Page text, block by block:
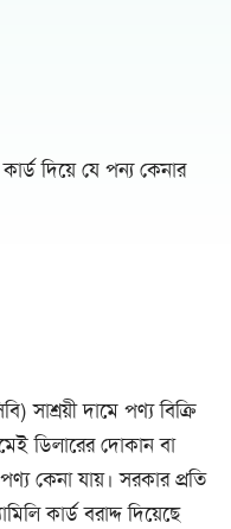
কার্ড দিয়ে যে পন্য কেনার
সাশ্রয়ী দামে পণ্য বিক্রি
ডিলারের দোকান বা
পণ্য কেনা যায়। সরকার প্রতি
কার্ড বরাদ্দ দিয়েছে